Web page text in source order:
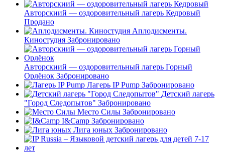
Авторскиий — оздоровительный лагерь Кедровый
Продано
Аплодисменты.
Киностудия Забронировано
Авторскиий — оздоровительный лагерь Горный
Орлёнок Забронировано
Лагерь IP Pump Забронировано
Детский лагерь
"Город Следопытов" Забронировано
Место Силы Забронировано
I&Camp Забронировано
Лига юных Забронировано